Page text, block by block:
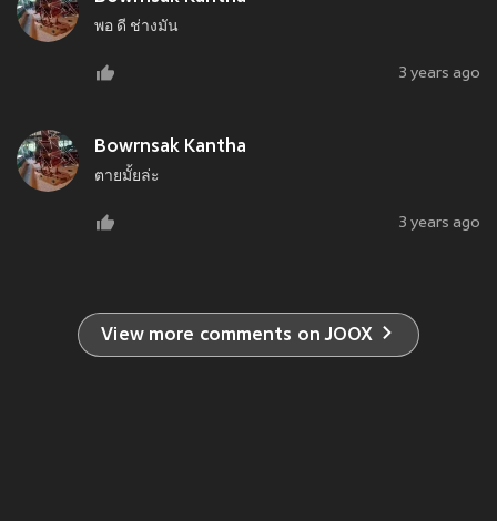
พอ ดี ช่างมัน
3 years ago
Bowrnsak Kantha
ตายมั้ยล่ะ
3 years ago
View more comments on JOOX